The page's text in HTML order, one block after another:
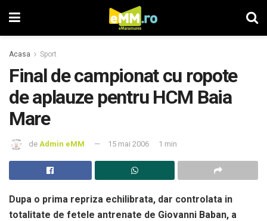
Acasa Sport
Final de campionat cu ropote
de aplauze pentru HCM Baia
Mare
de Admin eMM 15 mai 2006 1 min
Dupa o prima repriza echilibrata, dar controlata in
totalitate de fetele antrenate de Giovanni Baban, a